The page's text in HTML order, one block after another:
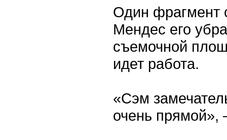
Один фрагмент
Мендес его
съемочной
идет работа.
«Сэм
очень прямой»,